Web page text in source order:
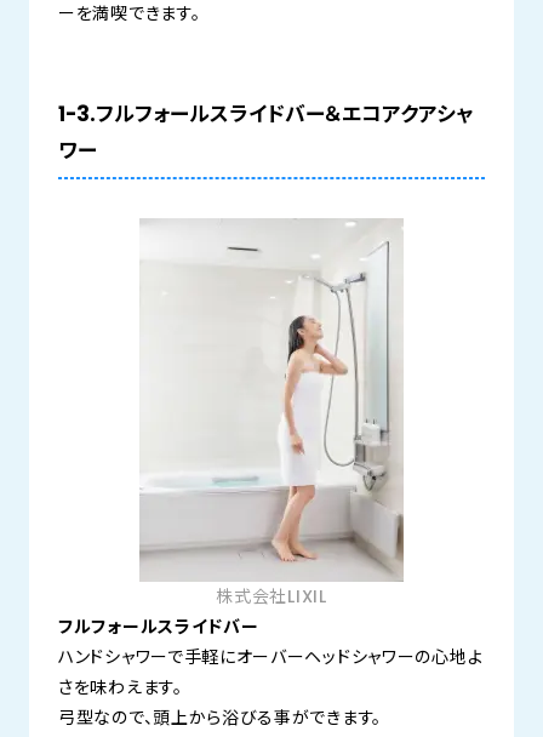
ーを満喫できます。
1-3.フルフォールスライドバー＆エコアクアシャ
ワー
株式会社LIXIL
フルフォールスライドバー
ハンドシャワーで手軽にオーバーヘッドシャワーの心地よ
さを味わえます。
弓型なので、頭上から浴びる事ができます。